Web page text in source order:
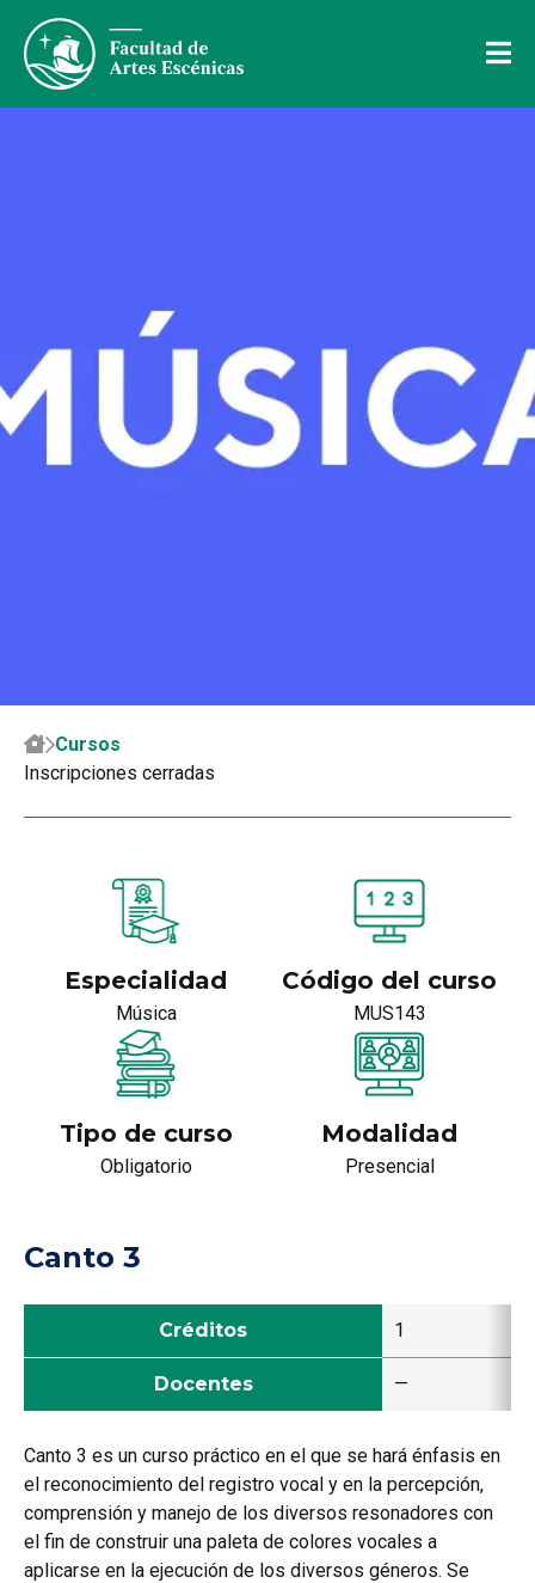
Cursos
Inscripciones cerradas
Especialidad
Música
Código del curso
MUS143
Tipo de curso
Obligatorio
Modalidad
Presencial
Canto 3
Créditos 1
Docentes —
Canto 3 es un curso práctico en el que se hará énfasis en
el reconocimiento del registro vocal y en la percepción,
comprensión y manejo de los diversos resonadores con
el fin de construir una paleta de colores vocales a
aplicarse en la ejecución de los diversos géneros. Se